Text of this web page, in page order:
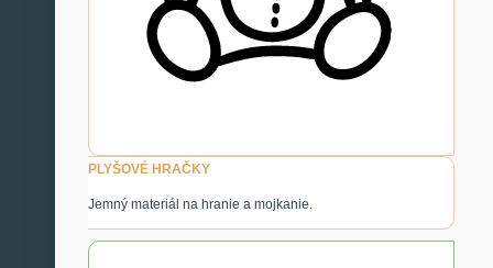
PLYŠOVÉ HRAČKY
Jemný materiál na hranie a mojkanie.